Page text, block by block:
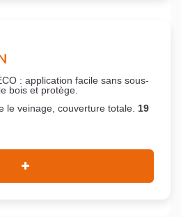
: application facile sans sous-
bois et protège.
le veinage, couverture totale. 19